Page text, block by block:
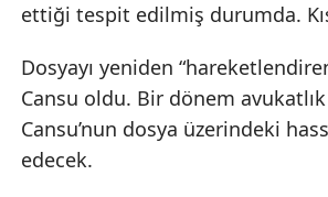
ettiği tespit edilmiş durumda.
Dosyayı yeniden
Cansu oldu. Bir dönem avukatlık
Cansu’nun dosya üzerindeki
edecek.